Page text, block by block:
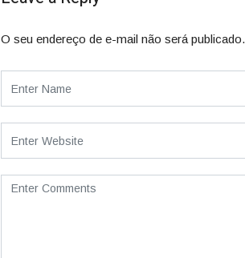
O seu endereço de e-mail não será publicado.